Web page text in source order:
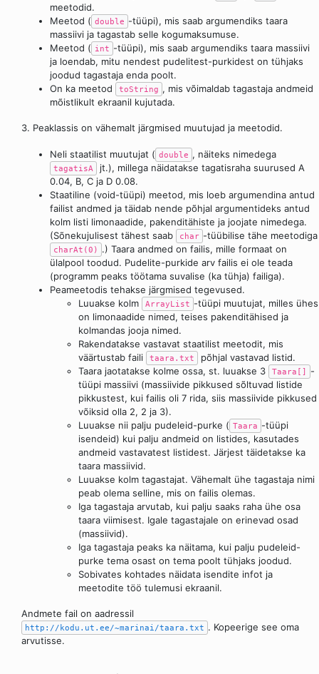
meetodid.
Meetod ( double -tüüpi), mis saab argumendiks taara
massiivi ja tagastab selle kogumaksumuse.
Meetod ( int -tüüpi), mis saab argumendiks taara massiivi
ja loendab, mitu nendest pudelitest-purkidest on tühjaks
joodud tagastaja enda poolt.
On ka meetod
toString , mis võimaldab tagastaja andmeid
mõistlikult ekraanil kujutada.
3. Peaklassis on vähemalt järgmised muutujad ja meetodid.
Neli staatilist muutujat ( double , näiteks nimedega
tagatisA
jt.), millega näidatakse tagatisraha suurused A
0.04, B, C ja D 0.08.
Staatiline (void-tüüpi) meetod, mis loeb argumendina antud
failist andmed ja täidab nende põhjal argumentideks antud
kolm listi limonaadide, pakenditähiste ja joojate nimedega.
(Sõnekujulisest tähest saab
char -tüübilise tähe meetodiga
charAt(0) .) Taara andmed on failis, mille formaat on
ülalpool toodud. Pudelite-purkide arv failis ei ole teada
(programm peaks töötama suvalise (ka tühja) failiga).
Peameetodis tehakse järgmised tegevused.
Luuakse kolm
ArrayList -tüüpi muutujat, milles ühes
on limonaadide nimed, teises pakenditähised ja
kolmandas jooja nimed.
Rakendatakse vastavat staatilist meetodit, mis
väärtustab faili
taara.txt
põhjal vastavad listid.
Taara jaotatakse kolme ossa, st. luuakse 3
Taara[] -
tüüpi massiivi (massiivide pikkused sõltuvad listide
pikkustest, kui failis oli 7 rida, siis massiivide pikkused
võiksid olla 2, 2 ja 3).
Luuakse nii palju pudeleid-purke ( Taara -tüüpi
isendeid) kui palju andmeid on listides, kasutades
andmeid vastavatest listidest. Järjest täidetakse ka
taara massiivid.
Luuakse kolm tagastajat. Vähemalt ühe tagastaja nimi
peab olema selline, mis on failis olemas.
Iga tagastaja arvutab, kui palju saaks raha ühe osa
taara viimisest. Igale tagastajale on erinevad osad
(massiivid).
Iga tagastaja peaks ka näitama, kui palju pudeleid-
purke tema osast on tema poolt tühjaks joodud.
Sobivates kohtades näidata isendite infot ja
meetodite töö tulemusi ekraanil.
Andmete fail on aadressil
http://kodu.ut.ee/~marinai/taara.txt . Kopeerige see oma
arvutisse.